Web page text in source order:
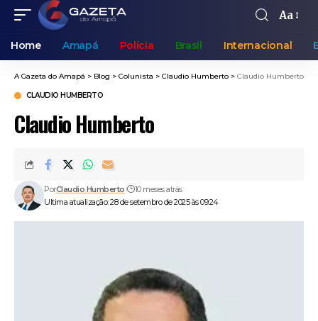
Aa
Home Amapá Polícia Brasil Internacional
A Gazeta do Amapá > Blog > Colunista > Claudio Humberto > Claudio Humberto
CLAUDIO HUMBERTO
Claudio Humberto
Ultima atualização: 28 de setembro de 2025 às 09:24
PorClaudio Humberto 10 meses atrás